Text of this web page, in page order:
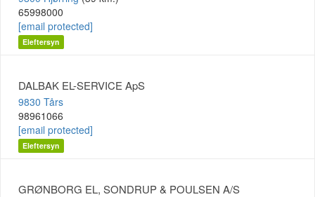
65998000
[email protected]
Eleftersyn
DALBAK EL-SERVICE ApS
9830 Tårs
98961066
[email protected]
Eleftersyn
GRØNBORG EL, SONDRUP & POULSEN A/S